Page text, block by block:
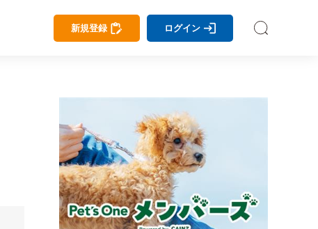
新規登録 ログイン